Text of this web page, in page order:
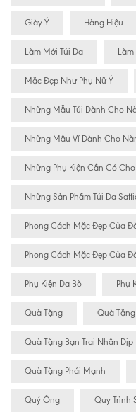
Giày Ý Hàng Hiệu
Làm Mới Túi Da
Mặc Đẹp Như Phụ Nữ Ý
Những Mẫu Túi Dành Cho
Những Mẫu Ví Dành Cho
Những Phụ Kiện Cần Có
Những Sản Phẩm Túi Da
Phong Cách Mặc Đẹp Của
Phong Cách Mặc Đẹp Của
Phụ Kiện Da Bò Phụ
Quà Tặng Quà Tặng
Quà Tặng Bạn Trai Nhân Dịp
Quà Tặng Phái Mạnh
Quý Ông Quy Trình